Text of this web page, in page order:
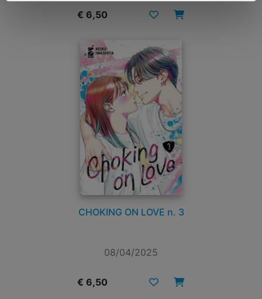
€ 6,50
CHOKING ON LOVE n. 3
08/04/2025
€ 6,50